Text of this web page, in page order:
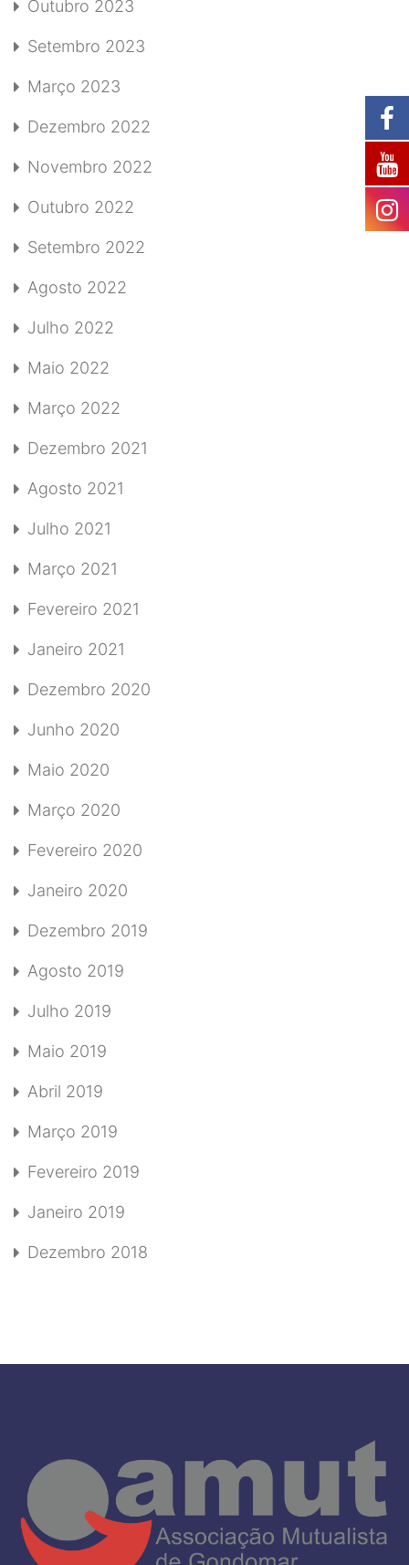
Outubro 2023
Setembro 2023
Março 2023
Dezembro 2022
Novembro 2022
Outubro 2022
Setembro 2022
Agosto 2022
Julho 2022
Maio 2022
Março 2022
Dezembro 2021
Agosto 2021
Julho 2021
Março 2021
Fevereiro 2021
Janeiro 2021
Dezembro 2020
Junho 2020
Maio 2020
Março 2020
Fevereiro 2020
Janeiro 2020
Dezembro 2019
Agosto 2019
Julho 2019
Maio 2019
Abril 2019
Março 2019
Fevereiro 2019
Janeiro 2019
Dezembro 2018